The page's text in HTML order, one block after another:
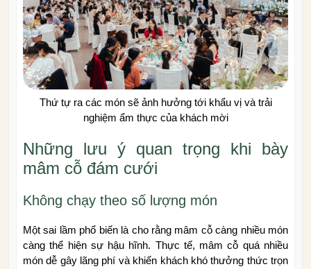
Thứ tự ra các món sẽ ảnh hưởng tới khẩu vị và trải
nghiệm ẩm thực của khách mời
Những lưu ý quan trọng khi bày
mâm cỗ đám cưới
Không chạy theo số lượng món
Một sai lầm phổ biến là cho rằng mâm cỗ càng nhiều món
càng thể hiện sự hậu hĩnh. Thực tế, mâm cỗ quá nhiều
món dễ gây lãng phí và khiến khách khó thưởng thức trọn